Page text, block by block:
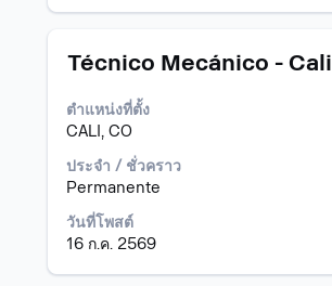
ของ
งาน
ตำแหน่ง
Técnico Mecánico - Cali
ตำแหน่งที่ตั้ง
CALI, CO
ประจำ / ชั่วคราว
Permanente
วันที่โพสต์
16 ก.ค. 2569
เลือก
ใช้
Space
เพื่อ
ดู
เนื้อหา
แบบ
เต็ม
ของ